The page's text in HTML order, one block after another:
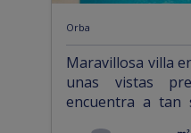
Orba
Maravillosa villa
unas vistas
encuentra a tan
pueblo de Orba,